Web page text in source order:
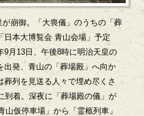
崩御。「大喪儀」のうちの「葬
日本大博覧会 青山会場」予定
月13日、午後8時に明治天皇の
出発、青山の「葬場殿」へ向か
葬列を見送る人々で埋め尽くさ
到着。深夜に「葬場殿の儀」が
仮停車場」から「霊柩列車」